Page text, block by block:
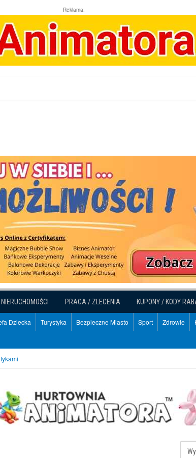
Reklama:
NIERUCHOMOŚCI PRACA / ZLECENIA KUPONY / KODY
Dziecka Turystyka Bezpieczne Miasto Sport Zdrowie